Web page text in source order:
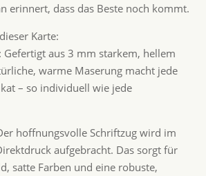
erinnert, dass das Beste noch kommt.
Karte:
Gefertigt aus 3 mm starkem, hellem
warme Maserung macht jede
– so individuell wie jede
hoffnungsvolle Schriftzug wird im
aufgebracht. Das sorgt für
satte Farben und eine robuste,